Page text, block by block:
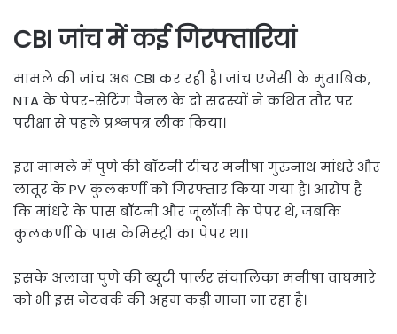
CBI जांच में कई गिरफ्तारियां
मामले की जांच अब CBI कर रही है। जांच एजेंसी के मुताबिक,
NTA के पेपर-सेटिंग पैनल के दो सदस्यों ने कथित तौर पर
परीक्षा से पहले प्रश्नपत्र लीक किया।
इस मामले में पुणे की बॉटनी टीचर मनीषा गुरुनाथ मांधरे और
लातूर के PV कुलकर्णी को गिरफ्तार किया गया है। आरोप है
कि मांधरे के पास बॉटनी और जूलॉजी के पेपर थे, जबकि
कुलकर्णी के पास केमिस्ट्री का पेपर था।
इसके अलावा पुणे की ब्यूटी पार्लर संचालिका मनीषा वाघमारे
को भी इस नेटवर्क की अहम कड़ी माना जा रहा है।